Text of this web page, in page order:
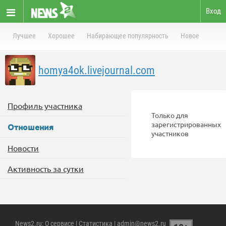
Вход
Лучшее Хорошее Набирающее популярность Новое
homya4ok.livejournal.com
Профиль участника
Отношения
Новости
Активность за сутки
Только для
зарегистрированных
участников
News2.ru: О сервисе | Статистика | admin@news2.ru